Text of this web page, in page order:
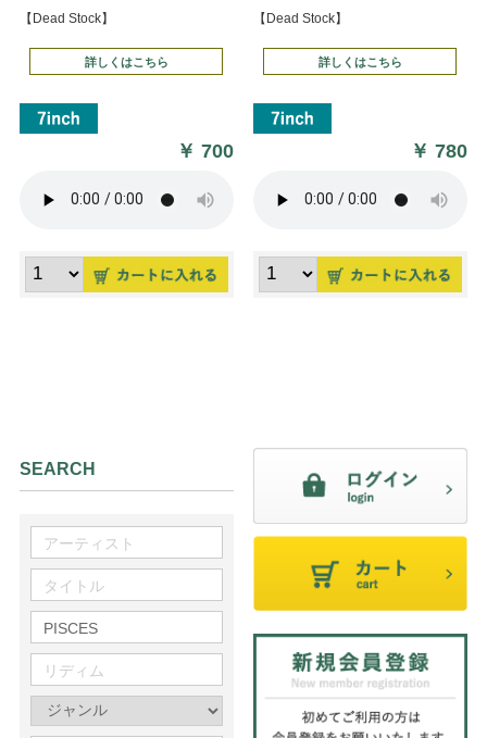
【Dead Stock】
詳しくはこちら
￥700
【Dead Stock】
詳しくはこちら
￥780
SEARCH